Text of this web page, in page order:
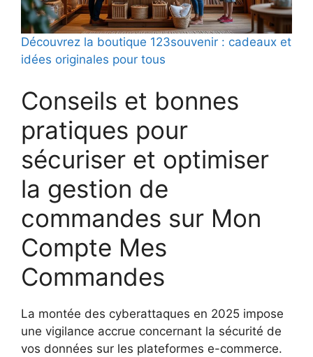
Découvrez la boutique 123souvenir : cadeaux et
idées originales pour tous
Conseils et bonnes
pratiques pour
sécuriser et optimiser
la gestion de
commandes sur Mon
Compte Mes
Commandes
La montée des cyberattaques en 2025 impose
une vigilance accrue concernant la sécurité de
vos données sur les plateformes e-commerce.